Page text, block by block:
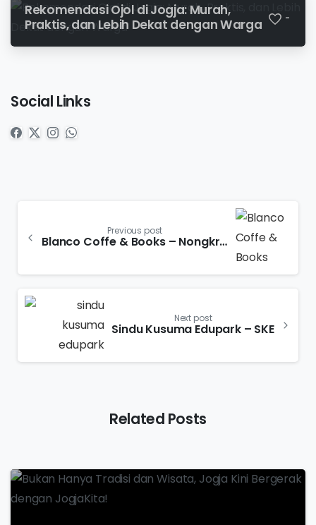
Rekomendasi Ojol di Jogja: Murah,
Praktis, dan Lebih Dekat dengan Warga
-
Social Links
Previous post
Blanco Coffe & Books – Nongkrong Bisa, Belajar pun Bisa
Next post
Sindu Kusuma Edupark – SKE
Related Posts